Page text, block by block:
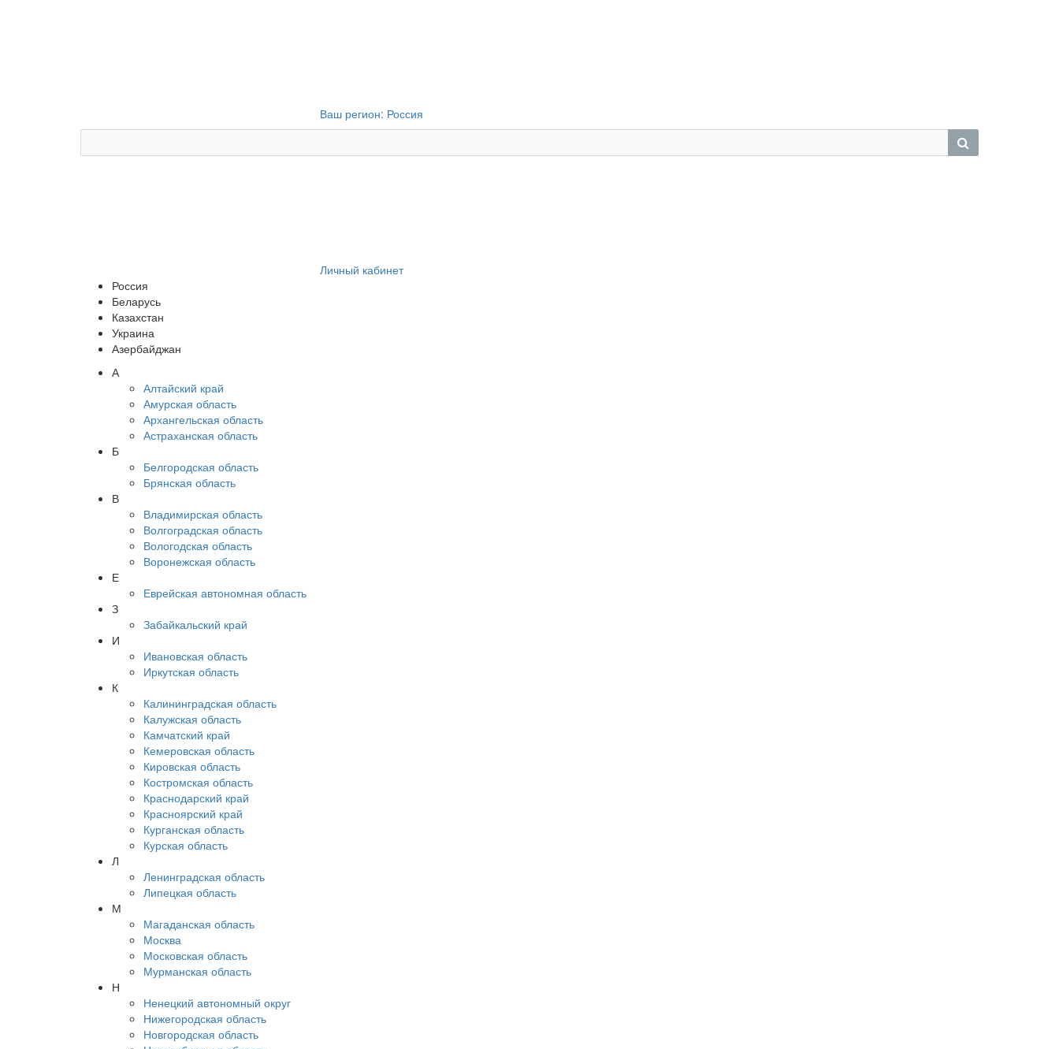
Ваш регион: Россия
Личный кабинет
Россия
Беларусь
Казахстан
Украина
Азербайджан
А
Алтайский край
Амурская область
Архангельская область
Астраханская область
Б
Белгородская область
Брянская область
В
Владимирская область
Волгоградская область
Вологодская область
Воронежская область
Е
Еврейская автономная область
З
Забайкальский край
И
Ивановская область
Иркутская область
К
Калининградская область
Калужская область
Камчатский край
Кемеровская область
Кировская область
Костромская область
Краснодарский край
Красноярский край
Курганская область
Курская область
Л
Ленинградская область
Липецкая область
М
Магаданская область
Москва
Московская область
Мурманская область
Н
Ненецкий автономный округ
Нижегородская область
Новгородская область